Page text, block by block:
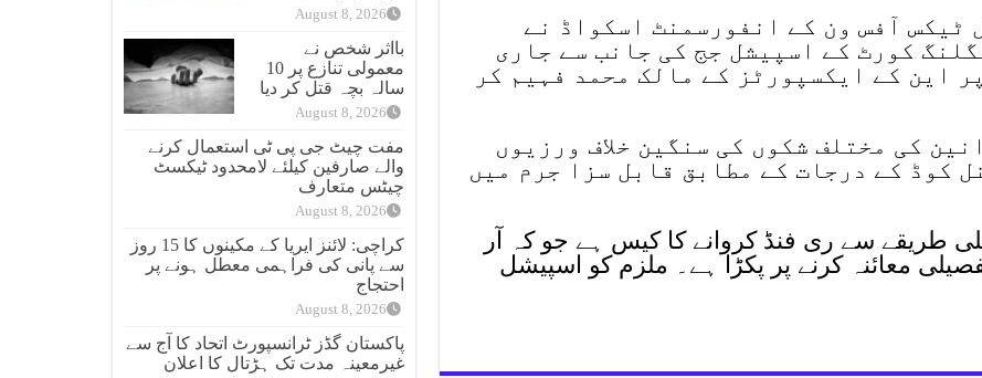
ٹیکس آفس ون کے انفورسمنٹ اسکواڈ نے
کورٹ کے اسپیشل جج کی جانب سے جاری
این کے ایکسپورٹز کے مالک محمد فہیم کر
کی مختلف شکوں کی سنگین خلاف ورزیوں
کوڈ کے درجات کے مطابق قابل سزا جرم میں
21 ملین روپے جعلی طریقے سے ری فنڈ کروانے کا کیس ہے جو کہ آر
کا تفصیلی معائنہ کرنے پر پکڑا ہے۔ ملزم کو اسپیشل
August 8, 2026
بااثر شخص نے
معمولی تنازع پر 10
سالہ بچہ قتل کر دیا
August 8, 2026
مفت چیٹ جی پی ٹی استعمال کرنے
والے صارفین کیلئے لامحدود ٹیکسٹ
چیٹس متعارف
August 8, 2026
کراچی: لائنز ایریا کے مکینوں کا 15 روز
سے پانی کی فراہمی معطل ہونے پر
احتجاج
August 8, 2026
پاکستان گڈز ٹرانسپورٹ اتحاد کا آج سے
غیرمعینہ مدت تک ہڑتال کا اعلان